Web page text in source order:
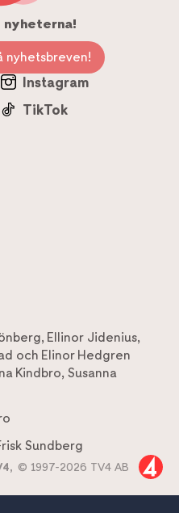
nyheterna!
nyhetsbreven!
Instagram
TikTok
, Ellinor Jidenius,
och Elinor Hedgren
Kindbro, Susanna
Sundberg
© 1997-2026 TV4 AB